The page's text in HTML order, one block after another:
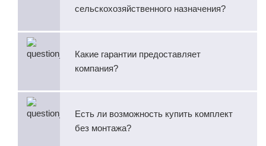
сельскохозяйственного назначения?
Какие гарантии предоставляет
компания?
Есть ли возможность купить комплект
без монтажа?